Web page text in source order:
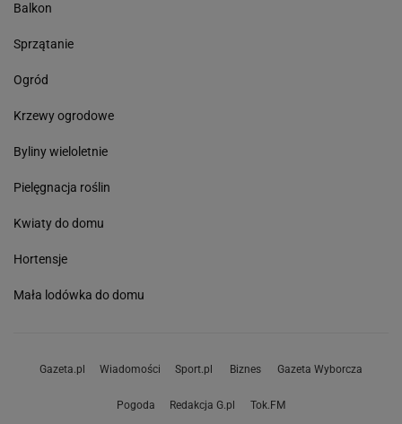
Balkon
Sprzątanie
Ogród
Krzewy ogrodowe
Byliny wieloletnie
Pielęgnacja roślin
Kwiaty do domu
Hortensje
Mała lodówka do domu
Gazeta.pl Wiadomości Sport.pl Biznes Gazeta Wyborcza
Pogoda Redakcja G.pl Tok.FM